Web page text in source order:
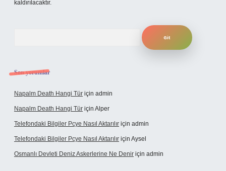
kaldırılacaktır.
Son yorumlar
Napalm Death Hangi Tür için admin
Napalm Death Hangi Tür için Alper
Telefondaki Bilgiler Pcye Nasıl Aktarılır için admin
Telefondaki Bilgiler Pcye Nasıl Aktarılır için Aysel
Osmanlı Devleti Deniz Askerlerine Ne Denir için admin